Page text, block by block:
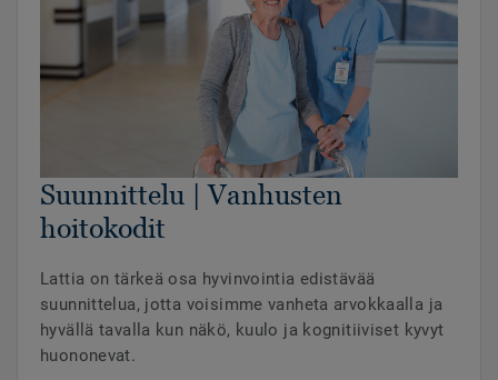
Suunnittelu | Vanhusten
hoitokodit
Lattia on tärkeä osa hyvinvointia edistävää
suunnittelua, jotta voisimme vanheta arvokkaalla ja
hyvällä tavalla kun näkö, kuulo ja kognitiiviset kyvyt
huononevat.